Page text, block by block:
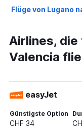
Flüge von Lugano
Airlines, die
Valencia
easyJet
Günstigste Option
CHF 34